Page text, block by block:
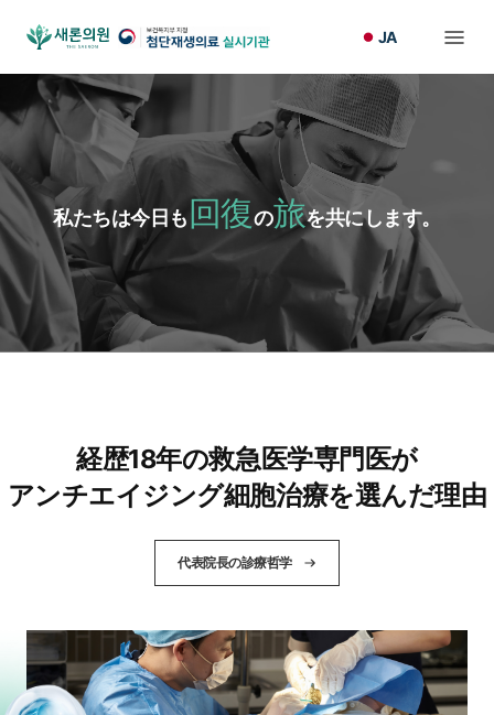
JA
私たちは今日も 回復の旅を共にします。
経歴18年の救急医学専門医が
アンチエイジング細胞治療を選んだ理由
代表院長の診療哲学